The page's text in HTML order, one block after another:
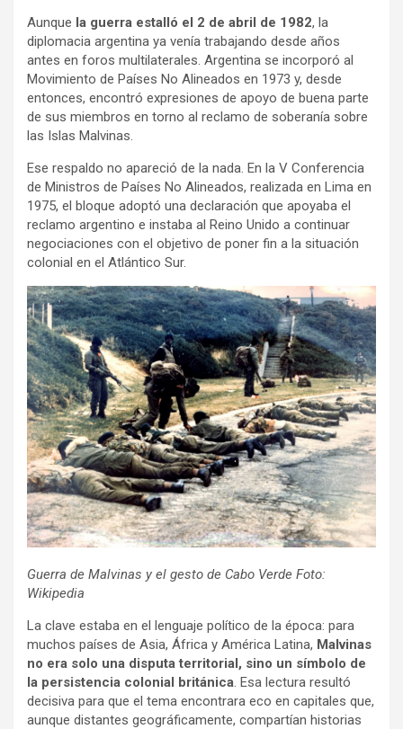
Aunque la guerra estalló el 2 de abril de 1982, la
diplomacia argentina ya venía trabajando desde años
antes en foros multilaterales. Argentina se incorporó al
Movimiento de Países No Alineados en 1973 y, desde
entonces, encontró expresiones de apoyo de buena parte
de sus miembros en torno al reclamo de soberanía sobre
las Islas Malvinas.
Ese respaldo no apareció de la nada. En la V Conferencia
de Ministros de Países No Alineados, realizada en Lima en
1975, el bloque adoptó una declaración que apoyaba el
reclamo argentino e instaba al Reino Unido a continuar
negociaciones con el objetivo de poner fin a la situación
colonial en el Atlántico Sur.
Guerra de Malvinas y el gesto de Cabo Verde Foto:
Wikipedia
La clave estaba en el lenguaje político de la época: para
muchos países de Asia, África y América Latina, Malvinas
no era solo una disputa territorial, sino un símbolo de
la persistencia colonial británica. Esa lectura resultó
decisiva para que el tema encontrara eco en capitales que,
aunque distantes geográficamente, compartían historias